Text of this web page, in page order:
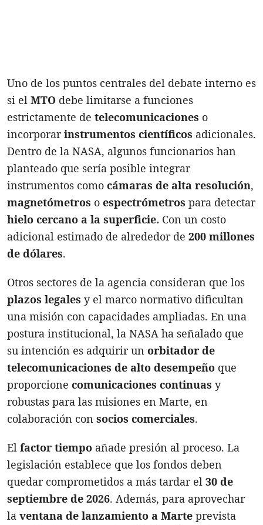
Uno de los puntos centrales del debate interno es
si el MTO debe limitarse a funciones
estrictamente de telecomunicaciones o
incorporarinstrumentos científicos adicionales.
Dentro de la NASA, algunos funcionarios han
planteado que sería posible integrar
instrumentos como cámaras de alta resolución,
magnetómetros o espectrómetros para detectar
hielo cercano a la superficie. Con un costo
adicional estimado de alrededor de 200 millones
de dólares.
Otros sectores de la agencia consideran que los
plazos legales y el marco normativo dificultan
una misión con capacidades ampliadas. En una
postura institucional, la NASA ha señalado que
su intención es adquirir un orbitador de
telecomunicaciones de alto desempeño que
proporcione comunicaciones continuas y
robustas para las misiones en Marte, en
colaboración con socios comerciales.
El factor tiempo añade presión al proceso. La
legislación establece que los fondos deben
quedar comprometidos a más tardar el 30 de
septiembre de 2026. Además, para aprovechar
la ventana de lanzamiento a Marte prevista